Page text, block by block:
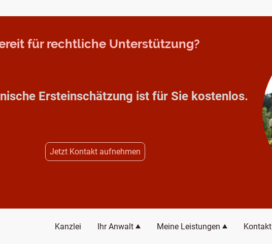
für rechtliche Unterstützung?
Ersteinschätzung ist für Sie kostenlos.
Jetzt Kontakt aufnehmen
Kanzlei Ihr Anwalt Meine Leistungen Kontakt